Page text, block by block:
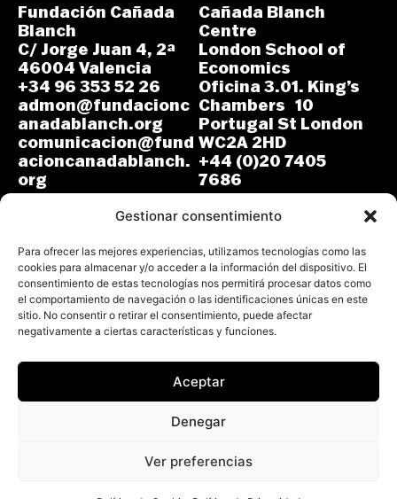
Gestionar consentimiento
Para ofrecer las mejores experiencias, utilizamos tecnologías como las
cookies para almacenar y/o acceder a la información del dispositivo. El
consentimiento de estas tecnologías nos permitirá procesar datos como
el comportamiento de navegación o las identificaciones únicas en este
sitio. No consentir o retirar el consentimiento, puede afectar
negativamente a ciertas características y funciones.
Aceptar
Denegar
Ver preferencias
Fundación Cañada
Blanch
C/ Jorge Juan 4, 2ª
46004 Valencia
+34 96 353 52 26
admon@fundacionc
anadablanch.org
comunicacion@fund
acioncanadablanch.
org
Cañada Blanch
Centre
London School of
Economics
Oficina 3.01. King’s
Chambers 10
Portugal St London
WC2A 2HD
+44 (0)20 7405
7686
m.osuna-
vergara@lse.ac.uk
Todos los derechos reservados.
Fundación Cañada Blanch 2026
Política de Cookies